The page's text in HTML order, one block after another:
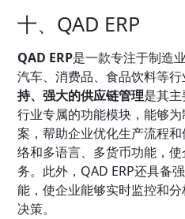
十、QAD ERP
QAD ERP是一款专注于制造
汽车、消费品、食品饮料等
持、强大的供应链管理是其
行业专属的功能模块，能够
案，帮助企业优化生产流程
络和多语言、多货币功能，
务。此外，QAD ERP还具备
能，使企业能够实时监控和
决策。